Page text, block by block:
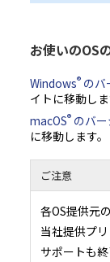
お使いのOS
Windows® のバ
イトに移動しま
macOS® のバ
に移動します。
ご注意
各OS提供元
当社提供プ
サポートも終